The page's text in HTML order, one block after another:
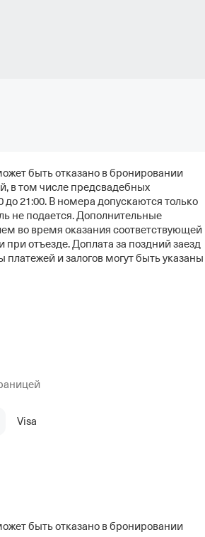
быть отказано в бронировании
в том числе предсвадебных
21:00. В номера допускаются только
не подается. Дополнительные
во время оказания соответствующей
отъезде. Доплата за поздний заезд
и залогов могут быть указаны
Visa
быть отказано в бронировании